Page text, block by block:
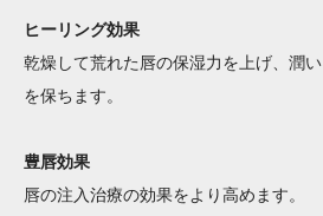
ヒーリング効果
乾燥して荒れた唇の保湿力を上げ、潤
を保ちます。
豊唇効果
唇の注入治療の効果をより高めます。